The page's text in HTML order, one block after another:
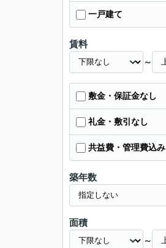
一戸建て
賃料
～
敷金・保証金なし
礼金・敷引なし
共益費・管理費込み
築年数
面積
～